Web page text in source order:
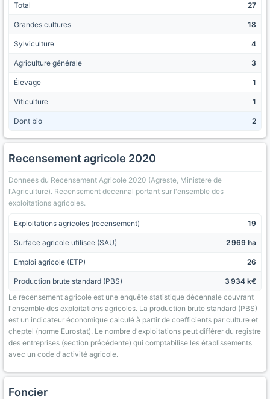
Total 27
Grandes cultures 18
Sylviculture 4
Agriculture générale 3
Élevage 1
Viticulture 1
Dont bio 2
Recensement agricole 2020
Donnees du Recensement Agricole 2020 (Agreste, Ministere de
l'Agriculture). Recensement decennal portant sur l'ensemble des
exploitations agricoles.
Exploitations agricoles (recensement) 19
Surface agricole utilisee (SAU) 2 969 ha
Emploi agricole (ETP) 26
Production brute standard (PBS)
3 934 k€
Le recensement agricole est une enquête statistique décennale couvrant
l'ensemble des exploitations agricoles. La production brute standard (PBS)
est un indicateur économique calculé à partir de coefficients par culture et
cheptel (norme Eurostat). Le nombre d'exploitations peut différer du registre
des entreprises (section précédente) qui comptabilise les établissements
avec un code d'activité agricole.
Foncier